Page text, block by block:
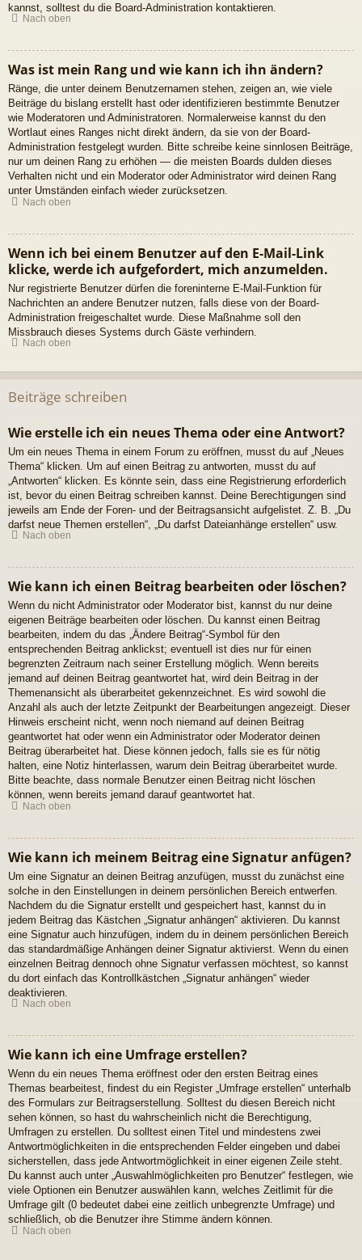
kannst, solltest du die Board-Administration kontaktieren.
Nach oben
Was ist mein Rang und wie kann ich ihn ändern?
Ränge, die unter deinem Benutzernamen stehen, zeigen an, wie viele
Beiträge du bislang erstellt hast oder identifizieren bestimmte Benutzer
wie Moderatoren und Administratoren. Normalerweise kannst du den
Wortlaut eines Ranges nicht direkt ändern, da sie von der Board-
Administration festgelegt wurden. Bitte schreibe keine sinnlosen Beiträge,
nur um deinen Rang zu erhöhen — die meisten Boards dulden dieses
Verhalten nicht und ein Moderator oder Administrator wird deinen Rang
unter Umständen einfach wieder zurücksetzen.
Nach oben
Wenn ich bei einem Benutzer auf den E-Mail-Link
klicke, werde ich aufgefordert, mich anzumelden.
Nur registrierte Benutzer dürfen die foreninterne E-Mail-Funktion für
Nachrichten an andere Benutzer nutzen, falls diese von der Board-
Administration freigeschaltet wurde. Diese Maßnahme soll den
Missbrauch dieses Systems durch Gäste verhindern.
Nach oben
Beiträge schreiben
Wie erstelle ich ein neues Thema oder eine Antwort?
Um ein neues Thema in einem Forum zu eröffnen, musst du auf „Neues
Thema“ klicken. Um auf einen Beitrag zu antworten, musst du auf
„Antworten“ klicken. Es könnte sein, dass eine Registrierung erforderlich
ist, bevor du einen Beitrag schreiben kannst. Deine Berechtigungen sind
jeweils am Ende der Foren- und der Beitragsansicht aufgelistet. Z. B. „Du
darfst neue Themen erstellen“, „Du darfst Dateianhänge erstellen“ usw.
Nach oben
Wie kann ich einen Beitrag bearbeiten oder löschen?
Wenn du nicht Administrator oder Moderator bist, kannst du nur deine
eigenen Beiträge bearbeiten oder löschen. Du kannst einen Beitrag
bearbeiten, indem du das „Ändere Beitrag“-Symbol für den
entsprechenden Beitrag anklickst; eventuell ist dies nur für einen
begrenzten Zeitraum nach seiner Erstellung möglich. Wenn bereits
jemand auf deinen Beitrag geantwortet hat, wird dein Beitrag in der
Themenansicht als überarbeitet gekennzeichnet. Es wird sowohl die
Anzahl als auch der letzte Zeitpunkt der Bearbeitungen angezeigt. Dieser
Hinweis erscheint nicht, wenn noch niemand auf deinen Beitrag
geantwortet hat oder wenn ein Administrator oder Moderator deinen
Beitrag überarbeitet hat. Diese können jedoch, falls sie es für nötig
halten, eine Notiz hinterlassen, warum dein Beitrag überarbeitet wurde.
Bitte beachte, dass normale Benutzer einen Beitrag nicht löschen
können, wenn bereits jemand darauf geantwortet hat.
Nach oben
Wie kann ich meinem Beitrag eine Signatur anfügen?
Um eine Signatur an deinen Beitrag anzufügen, musst du zunächst eine
solche in den Einstellungen in deinem persönlichen Bereich entwerfen.
Nachdem du die Signatur erstellt und gespeichert hast, kannst du in
jedem Beitrag das Kästchen „Signatur anhängen“ aktivieren. Du kannst
eine Signatur auch hinzufügen, indem du in deinem persönlichen Bereich
das standardmäßige Anhängen deiner Signatur aktivierst. Wenn du einen
einzelnen Beitrag dennoch ohne Signatur verfassen möchtest, so kannst
du dort einfach das Kontrollkästchen „Signatur anhängen“ wieder
deaktivieren.
Nach oben
Wie kann ich eine Umfrage erstellen?
Wenn du ein neues Thema eröffnest oder den ersten Beitrag eines
Themas bearbeitest, findest du ein Register „Umfrage erstellen“ unterhalb
des Formulars zur Beitragserstellung. Solltest du diesen Bereich nicht
sehen können, so hast du wahrscheinlich nicht die Berechtigung,
Umfragen zu erstellen. Du solltest einen Titel und mindestens zwei
Antwortmöglichkeiten in die entsprechenden Felder eingeben und dabei
sicherstellen, dass jede Antwortmöglichkeit in einer eigenen Zeile steht.
Du kannst auch unter „Auswahlmöglichkeiten pro Benutzer“ festlegen, wie
viele Optionen ein Benutzer auswählen kann, welches Zeitlimit für die
Umfrage gilt (0 bedeutet dabei eine zeitlich unbegrenzte Umfrage) und
schließlich, ob die Benutzer ihre Stimme ändern können.
Nach oben